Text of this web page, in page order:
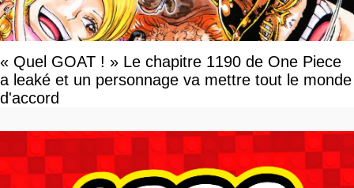
« Quel GOAT ! » Le chapitre 1190 de One Piece
a leaké et un personnage va mettre tout le monde
d'accord